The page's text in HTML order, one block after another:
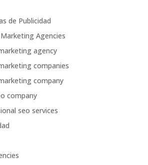
de Publicidad
Agencies
agency
companies
company
company
seo services